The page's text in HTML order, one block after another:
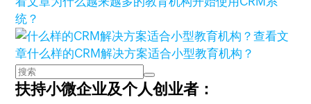
统？
查看文
章什么样的CRM解决方案适合小型教育机构？
扶持小微企业及个人创业者：